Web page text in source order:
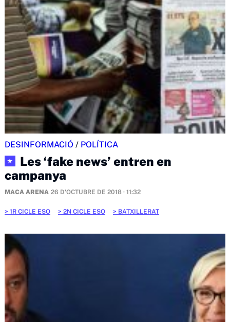
DESINFORMACIÓ / POLÍTICA
★
Les ‘fake news’ entren en
campanya
MACA ARENA 26 D'OCTUBRE DE 2018 · 11:32
1R CICLE ESO 2N CICLE ESO BATXILLERAT